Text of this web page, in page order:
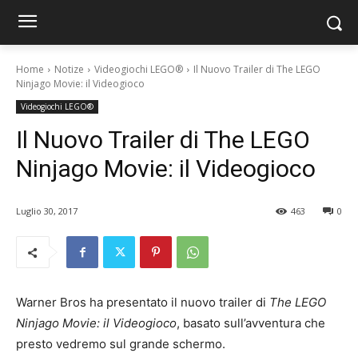
Home Notize Videogiochi LEGO®
Il Nuovo Trailer di The LEGO
Ninjago Movie: il Videogioco
Videogiochi LEGO®
Il Nuovo Trailer di The LEGO
Ninjago Movie: il Videogioco
Luglio 30, 2017 0
463
Warner Bros ha presentato il nuovo trailer di The LEGO
Ninjago Movie: il Videogioco, basato sull’avventura che
presto vedremo sul grande schermo.